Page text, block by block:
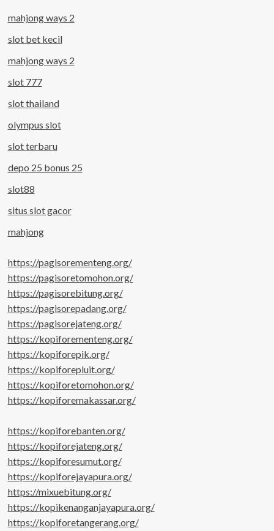
mahjong ways 2
slot bet kecil
mahjong ways 2
slot 777
slot thailand
olympus slot
slot terbaru
depo 25 bonus 25
slot88
situs slot gacor
mahjong
https://pagisorementeng.org/
https://pagisoretomohon.org/
https://pagisorebitung.org/
https://pagisorepadang.org/
https://pagisorejateng.org/
https://kopiforementeng.org/
https://kopiforepik.org/
https://kopiforepluit.org/
https://kopiforetomohon.org/
https://kopiforemakassar.org/
https://kopiforebanten.org/
https://kopiforejateng.org/
https://kopiforesumut.org/
https://kopiforejayapura.org/
https://mixuebitung.org/
https://kopikenanganjayapura.org/
https://kopiforetangerang.org/